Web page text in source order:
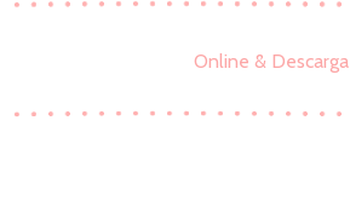
Online & Descarga